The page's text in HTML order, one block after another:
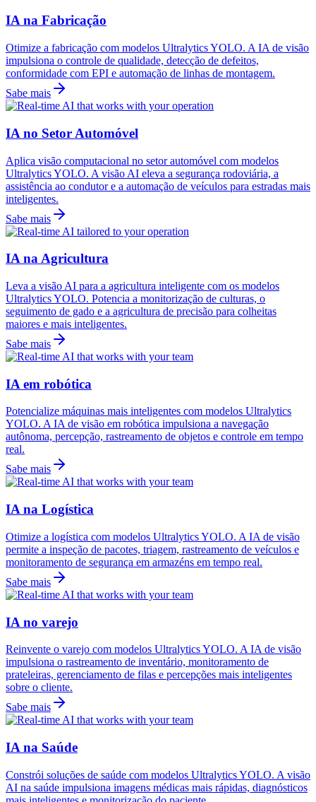
IA na Fabricação
Otimize a fabricação com modelos Ultralytics YOLO. A IA de visão
impulsiona o controle de qualidade, detecção de defeitos,
conformidade com EPI e automação de linhas de montagem.
Sabe mais
IA no Setor Automóvel
Aplica visão computacional no setor automóvel com modelos
Ultralytics YOLO. A visão AI eleva a segurança rodoviária, a
assistência ao condutor e a automação de veículos para estradas mais
inteligentes.
Sabe mais
IA na Agricultura
Leva a visão AI para a agricultura inteligente com os modelos
Ultralytics YOLO. Potencia a monitorização de culturas, o
seguimento de gado e a agricultura de precisão para colheitas
maiores e mais inteligentes.
Sabe mais
IA em robótica
Potencialize máquinas mais inteligentes com modelos Ultralytics
YOLO. A IA de visão em robótica impulsiona a navegação
autônoma, percepção, rastreamento de objetos e controle em tempo
real.
Sabe mais
IA na Logística
Otimize a logística com modelos Ultralytics YOLO. A IA de visão
permite a inspeção de pacotes, triagem, rastreamento de veículos e
monitoramento de segurança em armazéns em tempo real.
Sabe mais
IA no varejo
Reinvente o varejo com modelos Ultralytics YOLO. A IA de visão
impulsiona o rastreamento de inventário, monitoramento de
prateleiras, gerenciamento de filas e percepções mais inteligentes
sobre o cliente.
Sabe mais
IA na Saúde
Constrói soluções de saúde com modelos Ultralytics YOLO. A visão
AI na saúde impulsiona imagens médicas mais rápidas, diagnósticos